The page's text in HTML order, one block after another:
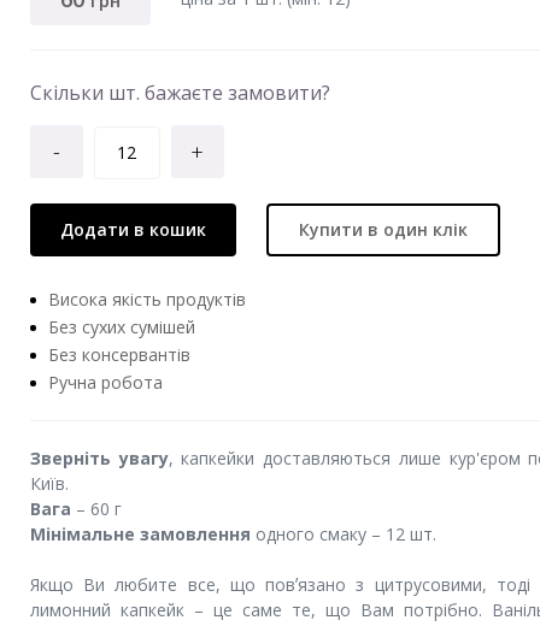
Скільки шт. бажаєте замовити?
- +
Додати в кошик Купити в один клік
Висока якість продуктів
Без сухих сумішей
Без консервантів
Ручна робота
Зверніть увагу, капкейки доставляються лише кур'єром
Київ.
Вага – 60 г
Мінімальне замовлення одного смаку – 12 шт.
Якщо Ви любите все, що повʼязано з цитрусовими, тоді
лимонний капкейк – це саме те, що Вам потрібно.